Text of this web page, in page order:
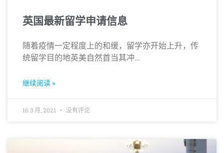
英国最新留学申请信息
随着疫情一定程度上的和缓，留学亦开始上升，传
统留学目的地英美自然首当其冲…
继续阅读 »
16 3 月, 2021 没有评论